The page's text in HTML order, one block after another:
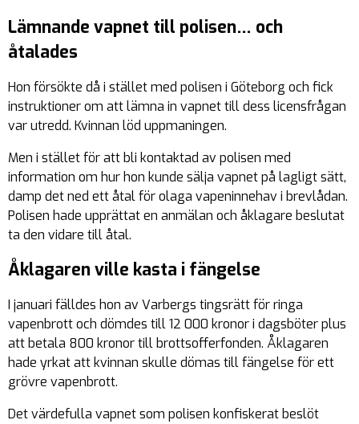
Lämnande vapnet till polisen… och
åtalades
Hon försökte då i stället med polisen i Göteborg och fick
instruktioner om att lämna in vapnet till dess licensfrågan
var utredd. Kvinnan löd uppmaningen.
Men i stället för att bli kontaktad av polisen med
information om hur hon kunde sälja vapnet på lagligt sätt,
damp det ned ett åtal för olaga vapeninnehav i brevlådan.
Polisen hade upprättat en anmälan och åklagare beslutat
ta den vidare till åtal.
Åklagaren ville kasta i fängelse
I januari fälldes hon av Varbergs tingsrätt för ringa
vapenbrott och dömdes till 12 000 kronor i dagsböter plus
att betala 800 kronor till brottsofferfonden. Åklagaren
hade yrkat att kvinnan skulle dömas till fängelse för ett
grövre vapenbrott.
Det värdefulla vapnet som polisen konfiskerat beslöt